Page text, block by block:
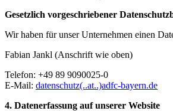
Gesetzlich vorgeschriebener
Wir haben für unser Unternehmen einen
Fabian Jankl (Anschrift wie oben)
Telefon: +49 89 9090025-0
E-Mail: datenschutz(..at..)adfc-bayern.de
4. Datenerfassung auf unserer Website